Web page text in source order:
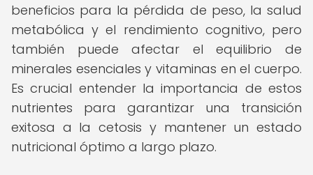
beneficios para la pérdida de peso, la salud
metabólica y el rendimiento cognitivo, pero
también puede afectar el equilibrio de
minerales esenciales y vitaminas en el cuerpo.
Es crucial entender la importancia de estos
nutrientes para garantizar una transición
exitosa a la cetosis y mantener un estado
nutricional óptimo a largo plazo.